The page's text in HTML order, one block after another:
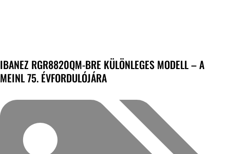
IBANEZ RGR8820QM-BRE KÜLÖNLEGES MODELL – A
MEINL 75. ÉVFORDULÓJÁRA